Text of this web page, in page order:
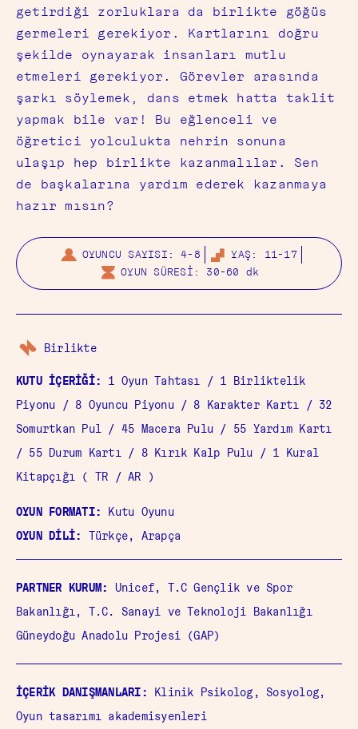
getirdiği zorluklara da birlikte göğüs
germeleri gerekiyor. Kartlarını doğru
şekilde oynayarak insanları mutlu
etmeleri gerekiyor. Görevler arasında
şarkı söylemek, dans etmek hatta taklit
yapmak bile var! Bu eğlenceli ve
öğretici yolculukta nehrin sonuna
ulaşıp hep birlikte kazanmalılar. Sen
de başkalarına yardım ederek kazanmaya
hazır mısın?
OYUNCU SAYISI: 4-8
YAŞ: 11-17
OYUN SÜRESİ: 30-60 dk
Birlikte
KUTU İÇERİĞİ: 1 Oyun Tahtası / 1 Birliktelik
Piyonu / 8 Oyuncu Piyonu / 8 Karakter Kartı / 32
Somurtkan Pul / 45 Macera Pulu / 55 Yardım Kartı
/ 55 Durum Kartı / 8 Kırık Kalp Pulu / 1 Kural
Kitapçığı ( TR / AR )
OYUN FORMATI:
Kutu Oyunu
OYUN DİLİ:
Türkçe, Arapça
PARTNER KURUM:
Unicef, T.C Gençlik ve Spor
Bakanlığı, T.C. Sanayi ve Teknoloji Bakanlığı
Güneydoğu Anadolu Projesi (GAP)
İÇERİK DANIŞMANLARI:
Klinik Psikolog, Sosyolog,
Oyun tasarımı akademisyenleri